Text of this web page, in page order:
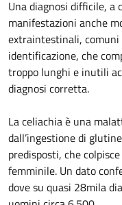
Una diagnosi difficile, a
manifestazioni anche
extraintestinali, comuni
identificazione, che
troppo lunghi e inutili
diagnosi corretta.
La celiachia è una
dall’ingestione di
predisposti, che
femminile. Un dato
dove su quasi 28mila